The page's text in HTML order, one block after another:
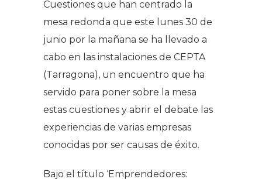
Cuestiones que han centrado la
mesa redonda que este lunes 30 de
junio por la mañana se ha llevado a
cabo en las instalaciones de CEPTA
(Tarragona), un encuentro que ha
servido para poner sobre la mesa
estas cuestiones y abrir el debate las
experiencias de varias empresas
conocidas por ser causas de éxito.
Bajo el título ‘Emprendedores: